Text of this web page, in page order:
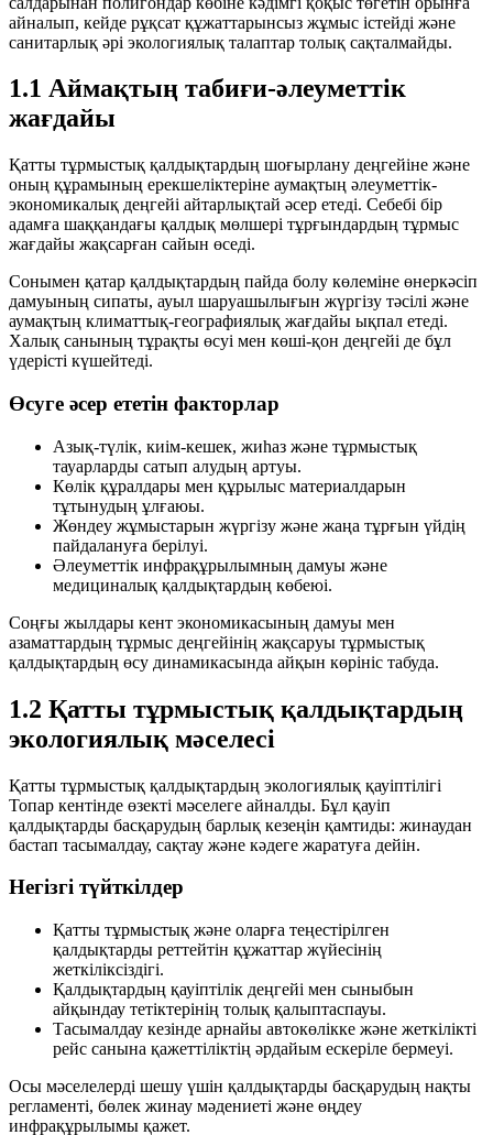
айналып, кейде рұқсат құжаттарынсыз жұмыс істейді және
санитарлық әрі экологиялық талаптар толық сақталмайды.
1.1 Аймақтың табиғи-әлеуметтік
жағдайы
Қатты тұрмыстық қалдықтардың шоғырлану деңгейіне және
оның құрамының ерекшеліктеріне аумақтың әлеуметтік-
экономикалық деңгейі айтарлықтай әсер етеді. Себебі бір
адамға шаққандағы қалдық мөлшері тұрғындардың тұрмыс
жағдайы жақсарған сайын өседі.
Сонымен қатар қалдықтардың пайда болу көлеміне өнеркәсіп
дамуының сипаты, ауыл шаруашылығын жүргізу тәсілі және
аумақтың климаттық-географиялық жағдайы ықпал етеді.
Халық санының тұрақты өсуі мен көші-қон деңгейі де бұл
үдерісті күшейтеді.
Өсуге әсер ететін факторлар
Азық-түлік, киім-кешек, жиһаз және тұрмыстық
тауарларды сатып алудың артуы.
Көлік құралдары мен құрылыс материалдарын
тұтынудың ұлғаюы.
Жөндеу жұмыстарын жүргізу және жаңа тұрғын үйдің
пайдалануға берілуі.
Әлеуметтік инфрақұрылымның дамуы және
медициналық қалдықтардың көбеюі.
Соңғы жылдары кент экономикасының дамуы мен
азаматтардың тұрмыс деңгейінің жақсаруы тұрмыстық
қалдықтардың өсу динамикасында айқын көрініс табуда.
1.2 Қатты тұрмыстық қалдықтардың
экологиялық мәселесі
Қатты тұрмыстық қалдықтардың экологиялық қауіптілігі
Топар кентінде өзекті мәселеге айналды. Бұл қауіп
қалдықтарды басқарудың барлық кезеңін қамтиды: жинаудан
бастап тасымалдау, сақтау және кәдеге жаратуға дейін.
Негізгі түйткілдер
Қатты тұрмыстық және оларға теңестірілген
қалдықтарды реттейтін құжаттар жүйесінің
жеткіліксіздігі.
Қалдықтардың қауіптілік деңгейі мен сыныбын
айқындау тетіктерінің толық қалыптаспауы.
Тасымалдау кезінде арнайы автокөлікке және жеткілікті
рейс санына қажеттіліктің әрдайым ескеріле бермеуі.
Осы мәселелерді шешу үшін қалдықтарды басқарудың нақты
регламенті, бөлек жинау мәдениеті және өңдеу
инфрақұрылымы қажет.